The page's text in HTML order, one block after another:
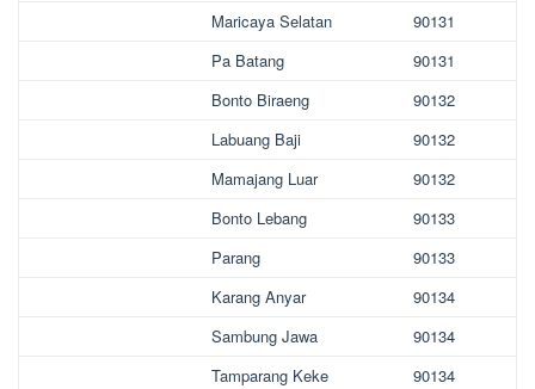
Maricaya Selatan
90131
Pa Batang
90131
Bonto Biraeng
90132
Labuang Baji
90132
Mamajang Luar
90132
Bonto Lebang
90133
Parang
90133
Karang Anyar
90134
Sambung Jawa
90134
Tamparang Keke
90134